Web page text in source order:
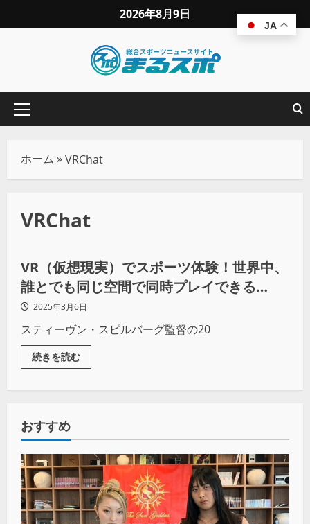
2026年8月9日
ホーム »VRChat
VRChat
その他競技
VR（仮想現実）でスポーツ体験！世界中、
誰とでも同じ空間で同時プレイできる
VRChatの魅力をリポート！
2025年3月6日
スティーヴン・スピルバーグ監督の20
続きを読む
おすすめ
JA